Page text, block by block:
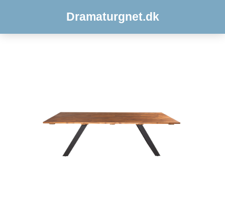
Dramaturgnet.dk